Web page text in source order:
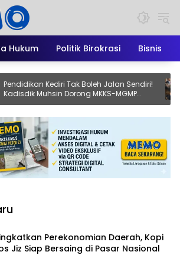
Hukum Politik Birokrasi Bisnis
Kediri Tak Boleh Jalan Sendiri!
Muhsin Dorong MKKS-MGMP
Perubahan
Perekonomian Daerah, Kopi
Jiz Siap Bersaing di Pasar Nasional